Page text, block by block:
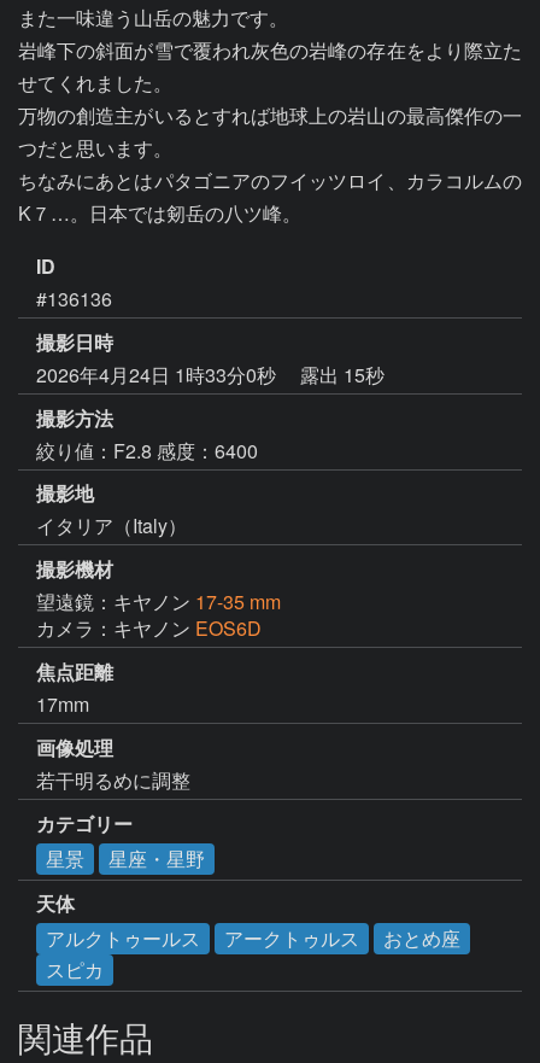
また一味違う山岳の魅力です。
岩峰下の斜面が雪で覆われ灰色の岩峰の存在をより際立た
せてくれました。
万物の創造主がいるとすれば地球上の岩山の最高傑作の一
つだと思います。
ちなみにあとはパタゴニアのフイッツロイ、カラコルムの
K７…。日本では剱岳の八ツ峰。
ID
#136136
撮影日時
2026年4月24日 1時33分0秒
露出 15秒
撮影方法
絞り値：F2.8 感度：6400
撮影地
イタリア（Italy）
撮影機材
望遠鏡：キヤノン 17-35 mm
カメラ：キヤノン EOS6D
焦点距離
17mm
画像処理
若干明るめに調整
カテゴリー
星景
星座・星野
天体
アルクトゥールス
アークトゥルス
おとめ座
スピカ
関連作品